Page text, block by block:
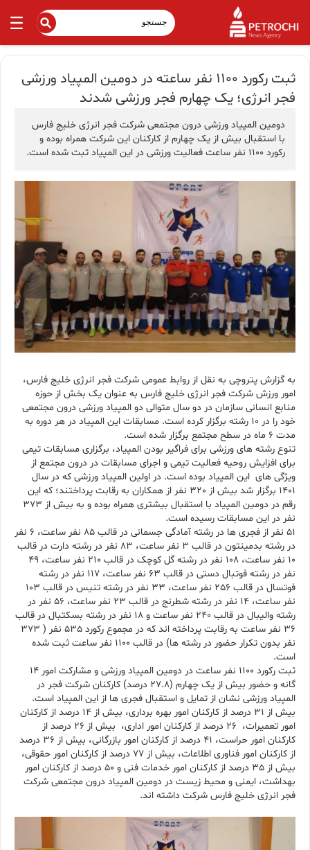
ثبت رکورد 1100 نفر ساعته در دومین المپیاد ورزشی
فجر انرژی؛ یک چهارم فجر ورزشی شدند
دومین المپیاد ورزشی درون مجتمعی شرکت فجر انرژی خلیج فارس
با استقبال بیش از یک چهارم از کارکنان این شرکت همراه بوده و
رکورد 1100 نفر ساعت فعالیت ورزشی در این المپیاد ثبت شده است.
به گزارش پتروچی به نقل از روابط عمومی شرکت فجر انرژی خلیج فارس،
امور ورزش شرکت فجر انرژی خلیج فارس به عنوان یک بخش از حوزه
منابع انسانی سازمان در دو سال متوالی دو المپیاد ورزشی درون مجتمعی
خود را در 10 رشته برگزار کرده است. مسابقات این المپیاد در هر دوره به
مدت 6 ماه در سطح مجتمع برگزار شده است.
تنوع رشته های ورزشی برای فراگیر بودن المپیاد، برگزاری مسابقات تیمی
برای افزایش روحیه فعالیت تیمی و اجرای مسابقات در درون مجتمع از
ویژگی های این المپیاد بوده است. در اولین المپیاد ورزشی که در سال
1401 برگزار شد بیش از 320 نفر از همکاران به رقابت پرداختند؛ که این
رقم در دومین المپیاد با استقبال بیشتری همراه بوده و به بیش از 373
نفر در این مسابقات رسیده است.
51 نفر از فجری ها در رشته آمادگی جسمانی در قالب 85 نفر ساعت، 6 نفر
در رشته بدمینتون در قالب 3 نفر ساعت، 83 نفر در رشته دارت در قالب
10 نفر ساعت، 108 نفر در رشته گل کوچک در قالب 210 نفر ساعت، 49
نفر در رشته فوتبال دستی در قالب 63 نفر ساعت، 117 نفر در رشته
فوتسال در قالب 256 نفر ساعت، 33 نفر در رشته تنیس در قالب 103
نفر ساعت، 14 نفر در رشته شطرنج در قالب 23 نفر ساعت، 56 نفر در
رشته والیبال در قالب 240 نفر ساعت و 18 نفر در رشته بسکتبال در قالب
36 نفر ساعت به رقابت پرداخته اند که در مجموع رکورد 535 نفر ( 373
نفر بدون تکرار حضور در رشته ها) در قالب 1100 نفر ساعت ثبت شده
است.
ثبت رکورد 1100 نفر ساعت در دومین المپیاد ورزشی و مشارکت امور 14
گانه و حضور بیش از یک چهارم (27.8 درصد) کارکنان شرکت فجر در
المپیاد ورزشی نشان از تمایل و استقبال فجری ها از این المپیاد است.
بیش از 31 درصد از کارکنان امور بهره برداری، بیش از 14 درصد از کارکنان
امور تعمیرات، 26 درصد از کارکنان امور اداری، بیش از 26 درصد از
کارکنان امور حراست، 41 درصد از کارکنان امور بازرگانی، بیش از 36 درصد
از کارکنان امور فناوری اطلاعات، بیش از 77 درصد از کارکنان امور حقوقی،
بیش از 35 درصد از کارکنان امور خدمات فنی و 50 درصد از کارکنان امور
بهداشت، ایمنی و محیط زیست در دومین المپیاد درون مجتمعی شرکت
فجر انرژی خلیج فارس شرکت داشته اند.